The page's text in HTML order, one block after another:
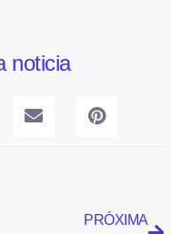
noticia
PRÓXIMA